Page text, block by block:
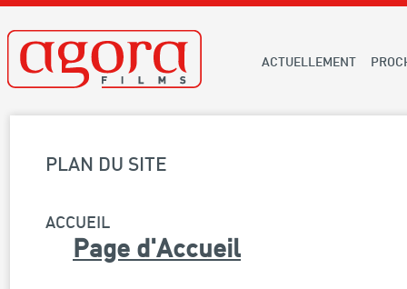
ACTUELLEMENT
PLAN DU SITE
ACCUEIL
Page d'Accueil